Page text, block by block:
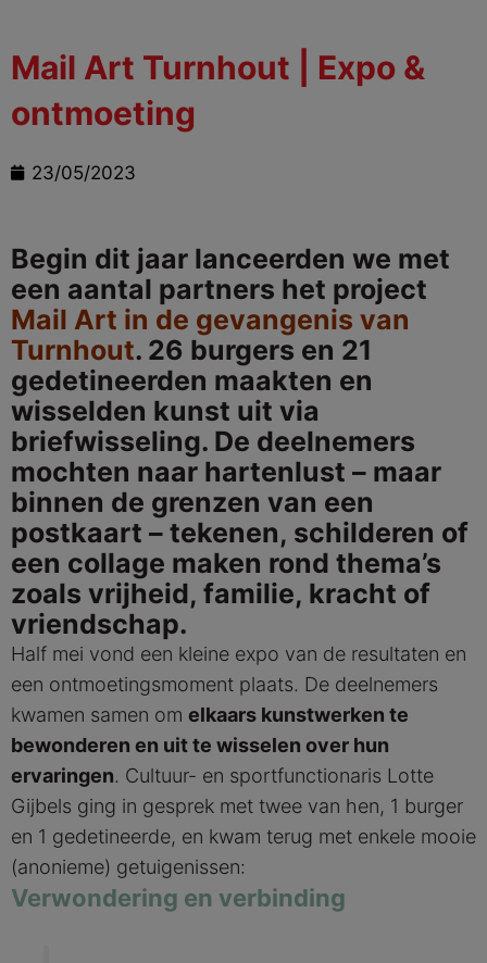
Mail Art Turnhout | Expo &
ontmoeting
23/05/2023
Begin dit jaar lanceerden we met
een aantal partners het project
Mail Art in de gevangenis van
Turnhout. 26 burgers en 21
gedetineerden maakten en
wisselden kunst uit via
briefwisseling. De deelnemers
mochten naar hartenlust – maar
binnen de grenzen van een
postkaart – tekenen, schilderen of
een collage maken rond thema’s
zoals vrijheid, familie, kracht of
vriendschap.
Half mei vond een kleine expo van de resultaten en
een ontmoetingsmoment plaats. De deelnemers
kwamen samen om elkaars kunstwerken te
bewonderen en uit te wisselen over hun
ervaringen. Cultuur- en sportfunctionaris Lotte
Gijbels ging in gesprek met twee van hen, 1 burger
en 1 gedetineerde, en kwam terug met enkele mooie
(anonieme) getuigenissen:
Verwondering en verbinding